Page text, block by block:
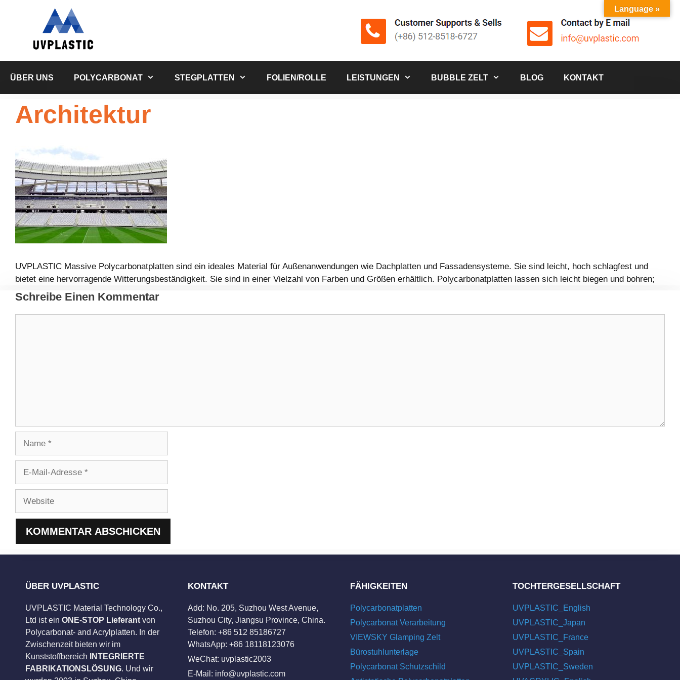
ÜBER UNS POLYCARBONAT STEGPLATTEN FOLIEN/ROLLE LEISTUNGEN BUBBLE ZELT BLOG KONTAKT
Architektur
UVPLASTIC Massive Polycarbonatplatten sind ein ideales Material für Außenanwendungen wie Dachplatten und Fassadensysteme. Sie sind leicht, hoch schlagfest und
bietet eine hervorragende Witterungsbeständigkeit. Sie sind in einer Vielzahl von Farben und Größen erhältlich. Polycarbonatplatten lassen sich leicht biegen und bohren;
Schreibe Einen Kommentar
Adresse
ÜBER UVPLASTIC
UVPLASTIC Material Technology Co.,
Ltd ist ein ONE-STOP Lieferant von
Polycarbonat- and Acrylplatten. In der
Zwischenzeit bieten wir im
Kunststoffbereich
INTEGRIERTE
FABRIKATIONSLÖSUNG. Und wir
KONTAKT
Add: No. 205, Suzhou West Avenue,
Suzhou City, Jiangsu Province, China.
Telefon: +86 512 85186727
WhatsApp: +86 18118123076
WeChat: uvplastic2003
E-Mail: info@uvplastic.com
FÄHIGKEITEN
Polycarbonatplatten
Polycarbonat Verarbeitung
VIEWSKY Glamping Zelt
Bürostuhlunterlage
Polycarbonat Schutzschild
TOCHTERGESELLSCHAFT
UVPLASTIC_English
UVPLASTIC_Japan
UVPLASTIC_France
UVPLASTIC_Spain
UVPLASTIC_Sweden
Language »